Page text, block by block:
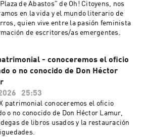
de Abastos" de Oh! Citoyens, nos
en la vida y el mundo literario de
quien vive entre la pasión feminista
de escritores/as emergentes.
- conoceremos el oficio
o no conocido de Don Héctor
25:53
patrimonial conoceremos el oficio
o no conocido de Don Héctor Lamur,
de libros usados y la restauración